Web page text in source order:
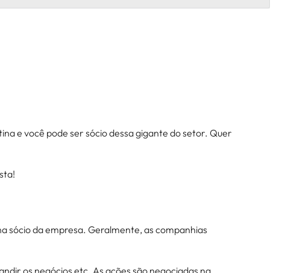
e você pode ser sócio dessa gigante do setor. Quer
sócio da empresa. Geralmente, as companhias
os negócios etc. As ações são negociadas na